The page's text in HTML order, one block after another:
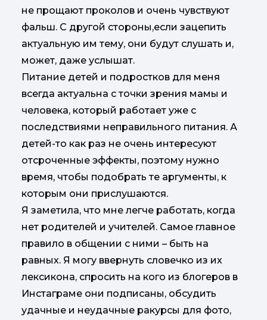
не прощают проколов и очень чувствуют
фальш. С другой стороны,если зацепить
актуальную им тему, они будут слушать и,
может, даже услышат.
Питание детей и подростков для меня
всегда актуальна с точки зрения мамы и
человека, который работает уже с
последствиями неправильного питания. А
детей-то как раз не очень интересуют
отсроченные эффекты, поэтому нужно
время, чтобы подобрать те аргументы, к
которым они прислушаются.
Я заметила, что мне легче работать, когда
нет родителей и учителей. Самое главное
правило в общении с ними – быть на
равных. Я могу ввернуть словечко из их
лексикона, спросить на кого из блогеров в
Инстаграме они подписаны, обсудить
удачные и неудачные ракурсы для фото,